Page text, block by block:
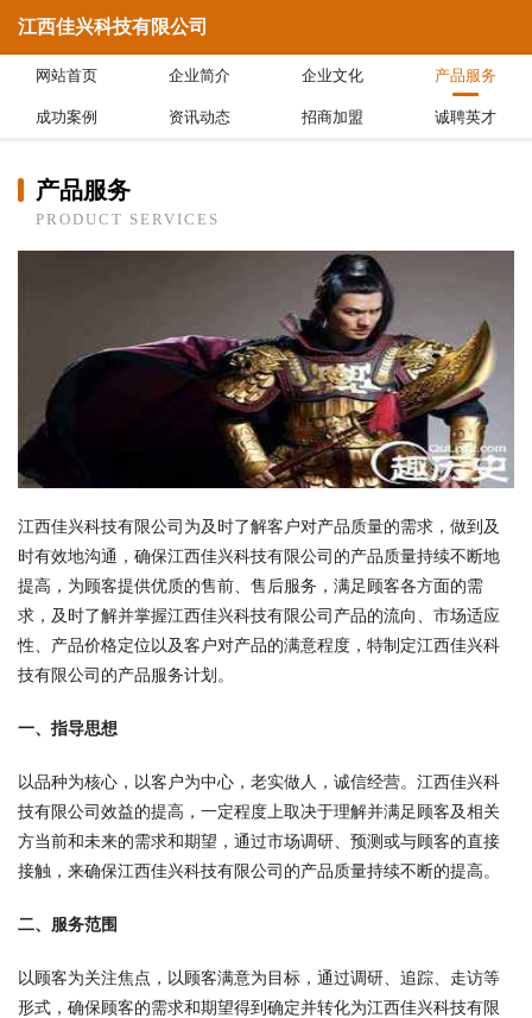
江西佳兴科技有限公司
网站首页 企业简介 企业文化 产品服务
成功案例 资讯动态 招商加盟 诚聘英才
产品服务
PRODUCT SERVICES
江西佳兴科技有限公司为及时了解客户对产品质量的需求，做到及
时有效地沟通，确保江西佳兴科技有限公司的产品质量持续不断地
提高，为顾客提供优质的售前、售后服务，满足顾客各方面的需
求，及时了解并掌握江西佳兴科技有限公司产品的流向、市场适应
性、产品价格定位以及客户对产品的满意程度，特制定江西佳兴科
技有限公司的产品服务计划。
一、指导思想
以品种为核心，以客户为中心，老实做人，诚信经营。江西佳兴科
技有限公司效益的提高，一定程度上取决于理解并满足顾客及相关
方当前和未来的需求和期望，通过市场调研、预测或与顾客的直接
接触，来确保江西佳兴科技有限公司的产品质量持续不断的提高。
二、服务范围
以顾客为关注焦点，以顾客满意为目标，通过调研、追踪、走访等
形式，确保顾客的需求和期望得到确定并转化为江西佳兴科技有限